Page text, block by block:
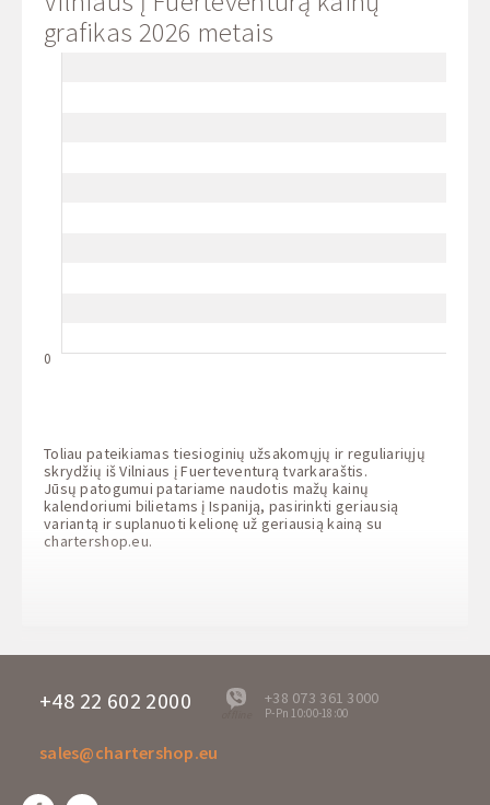
grafikas 2026 metais
0
Toliau pateikiamas tiesioginių užsakomųjų ir reguliariųjų
skrydžių iš Vilniaus į Fuerteventurą tvarkaraštis.
Jūsų patogumui patariame naudotis mažų kainų
kalendoriumi bilietams į Ispaniją, pasirinkti geriausią
variantą ir suplanuoti kelionę už geriausią kainą su
chartershop.eu.
+48 22 602 2000
offline
+38 073 361 3000
P-Pn 10:00-18:00
sales@chartershop.eu